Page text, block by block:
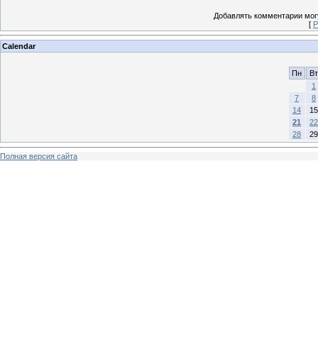
Добавлять комментарии
[
Calendar
Пн
Вт
1
7
8
14
15
21
22
28
29
Полная версия сайта